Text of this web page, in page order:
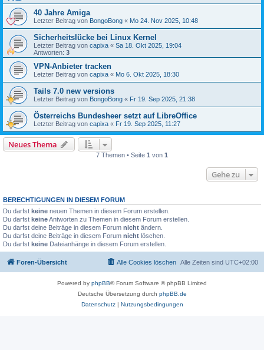
40 Jahre Amiga
Letzter Beitrag von BongoBong « Mo 24. Nov 2025, 10:48
Sicherheitslücke bei Linux Kernel
Letzter Beitrag von capixa « Sa 18. Okt 2025, 19:04
Antworten: 3
VPN-Anbieter tracken
Letzter Beitrag von capixa « Mo 6. Okt 2025, 18:30
Tails 7.0 new versions
Letzter Beitrag von BongoBong « Fr 19. Sep 2025, 21:38
Österreichs Bundesheer setzt auf LibreOffice
Letzter Beitrag von capixa « Fr 19. Sep 2025, 11:27
Neues Thema
7 Themen • Seite 1 von 1
Gehe zu
BERECHTIGUNGEN IN DIESEM FORUM
Du darfst keine neuen Themen in diesem Forum erstellen.
Du darfst keineAntworten zu Themen in diesem Forum erstellen.
Du darfst deine Beiträge in diesem Forum nicht ändern.
Du darfst deine Beiträge in diesem Forum nicht löschen.
Du darfst keine Dateianhänge in diesem Forum erstellen.
Foren-Übersicht Alle Zeiten sind UTC+02:00
Alle Cookies löschen
Powered by phpBB® Forum Software © phpBB Limited
Deutsche Übersetzung durch phpBB.de
Datenschutz| Nutzungsbedingungen